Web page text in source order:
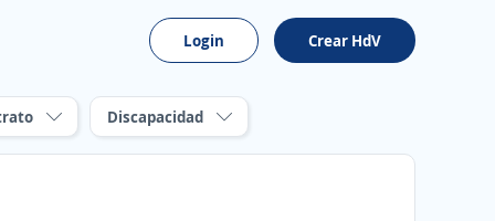
Login Crear HdV
Discapacidad